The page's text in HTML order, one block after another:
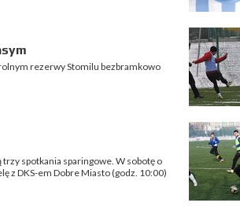
rezerwy Stomilu bezbramkowo
spotkania sparingowe. W sobotę o
z DKS-em Dobre Miasto (godz. 10:00)